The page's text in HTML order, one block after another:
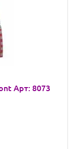
Арт: 8073